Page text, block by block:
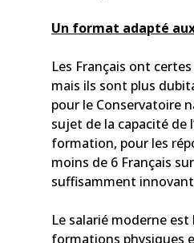
Un format adapté
Les Français ont
mais ils sont plus
pour le Conservatoire
sujet de la capacité de
formation, pour les
moins de 6 Français
suffisamment
Le salarié moderne est
formations physiques